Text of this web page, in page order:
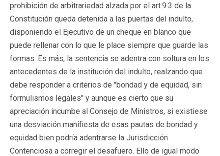
prohibición de arbitrariedad alzada por el art.9.3 de la
Constitución queda detenida a las puertas del indulto,
disponiendo el Ejecutivo de un cheque en blanco que
puede rellenar con lo que le place siempre que guarde las
formas. Es más, la sentencia se adentra con soltura en los
antecedentes de la institución del indulto, realzando que
debe responder a criterios de "bondad y de equidad, sin
formulismos legales" y aunque es cierto que su
apreciación incumbe al Consejo de Ministros, si existiese
una desviación manifiesta de esas pautas de bondad y
equidad bien podría adentrarse la Jurisdicción
Contenciosa a corregir el desafuero. Ello de igual modo